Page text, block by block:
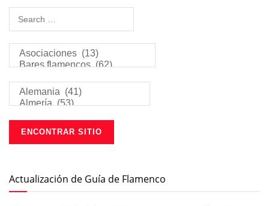
Actualización de Guía de Flamenco